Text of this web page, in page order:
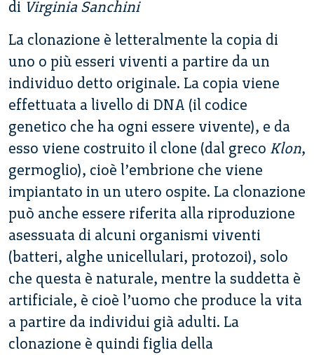
di Virginia Sanchini
La clonazione è letteralmente la copia di
uno o più esseri viventi a partire da un
individuo detto originale. La copia viene
effettuata a livello di DNA (il codice
genetico che ha ogni essere vivente), e da
esso viene costruito il clone (dal greco Klon,
germoglio), cioè l’embrione che viene
impiantato in un utero ospite. La clonazione
può anche essere riferita alla riproduzione
asessuata di alcuni organismi viventi
(batteri, alghe unicellulari, protozoi), solo
che questa è naturale, mentre la suddetta è
artificiale, è cioè l’uomo che produce la vita
a partire da individui già adulti. La
clonazione è quindi figlia della